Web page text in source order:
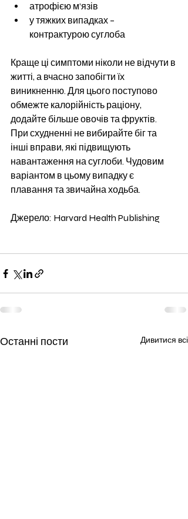
атрофією м’язів
у тяжких випадках –
контрактурою суглоба
Краще ці симптоми ніколи не відчути в
житті, а вчасно запобігти їх
виникненню. Для цього поступово
обмежте калорійність раціону,
додайте більше овочів та фруктів.
При схудненні не вибирайте біг та
інші вправи, які підвищують
навантаження на суглоби. Чудовим
варіантом в цьому випадку є
плавання та звичайна ходьба.
Джерело: Harvard Health Publishing
Останні пости Дивитися всі